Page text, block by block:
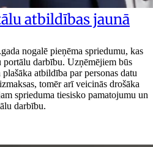
atbildības jaunā
nogalē pieņēma spriedumu, kas
darbību. Uzņēmējiem būs
atbildība par personas datu
tomēr arī veicinās drošāka
sprieduma tiesisko pamatojumu un
darbību.